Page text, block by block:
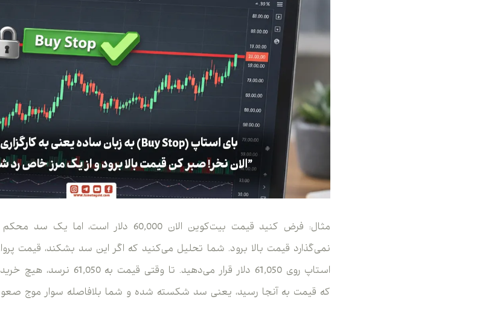
نمی‌گذارد قیمت بالا برود. شما تحلیل می‌کنید که اگر این سد بشکند، قیمت
استاپ روی 61,050 دلار قرار
که قیمت به آنجا رسید، یعنی سد شکسته شده و شما بلافاصله سوار موج